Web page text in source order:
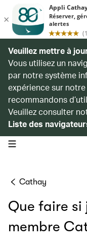
Veuillez mettre à
Vous utilisez un
par notre système
expérience sur
recommandons
Veuillez consulter
Liste des
open navigation menu
Cathay
Que faire si
membre